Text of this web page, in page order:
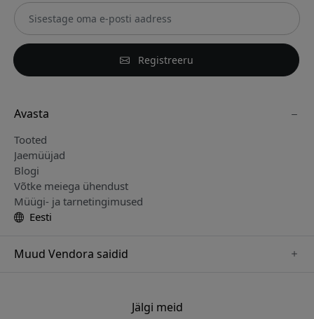
Registreeru
Avasta
Tooted
Jaemüüjad
Blogi
Võtke meiega ühendust
Müügi- ja tarnetingimused
Eesti
Muud Vendora saidid
Jälgi meid